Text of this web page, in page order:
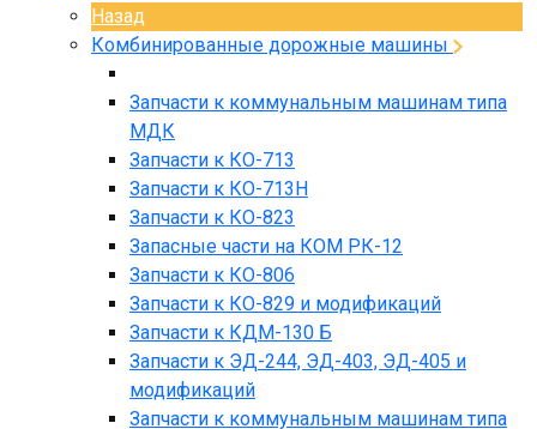
Назад
Комбинированные дорожные машины
Запчасти к коммунальным машинам типа
МДК
Запчасти к КО-713
Запчасти к КО-713Н
Запчасти к КО-823
Запасные части на КОМ РК-12
Запчасти к КО-806
Запчасти к КО-829 и модификаций
Запчасти к КДМ-130 Б
Запчасти к ЭД-244, ЭД-403, ЭД-405 и
модификаций
Запчасти к коммунальным машинам типа